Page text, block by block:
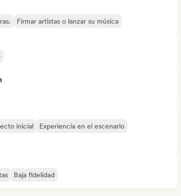
Firmar artistas o lanzar su música
inicial
Experiencia en el escenario
Baja fidelidad